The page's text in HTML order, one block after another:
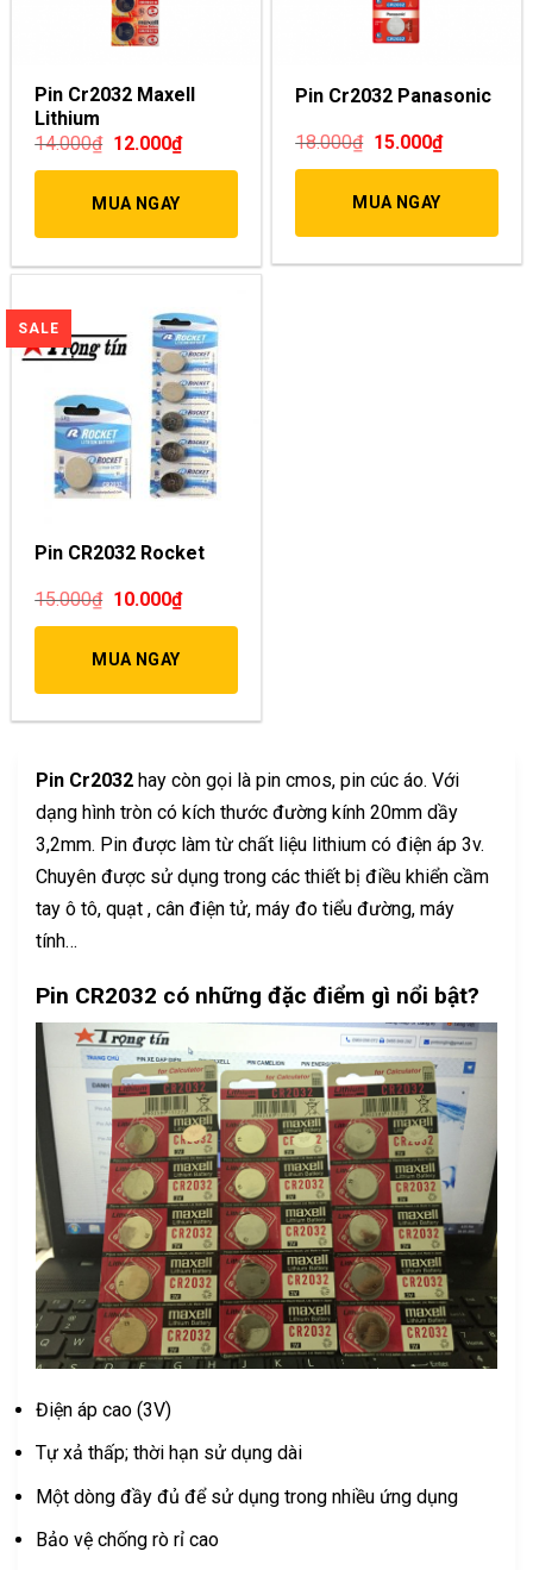
Pin Cr2032 Maxell
Lithium
14.000₫ 12.000₫
MUA NGAY
Pin Cr2032 Panasonic
18.000₫ 15.000₫
MUA NGAY
Pin CR2032 Rocket
15.000₫ 10.000₫
MUA NGAY
Pin Cr2032 hay còn gọi là pin cmos, pin cúc áo. Với
dạng hình tròn có kích thước đường kính 20mm dầy
3,2mm. Pin được làm từ chất liệu lithium có điện áp 3v.
Chuyên được sử dụng trong các thiết bị điều khiển cầm
tay ô tô, quạt , cân điện tử, máy đo tiểu đường, máy
tính…
Pin CR2032 có những đặc điểm gì nổi bật?
Điện áp cao (3V)
Tự xả thấp; thời hạn sử dụng dài
Một dòng đầy đủ để sử dụng trong nhiều ứng dụng
Bảo vệ chống rò rỉ cao